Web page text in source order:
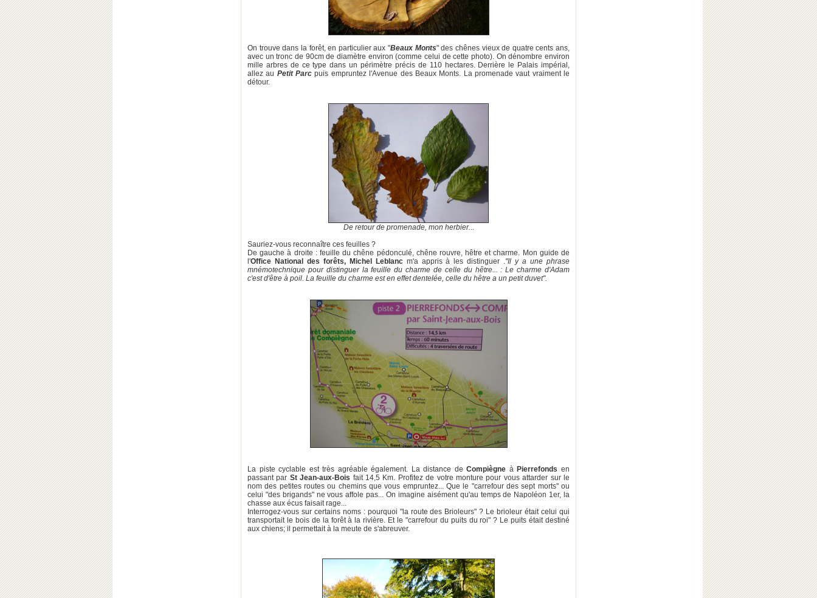
On trouve dans la forêt, en particulier aux "Beaux Monts" des chênes vieux de quatre cents ans,
avec un tronc de 90cm de diamètre environ (comme celui de cette photo). On dénombre environ
mille arbres de ce type dans un périmètre précis de 110 hectares. Derrière le Palais impérial,
allez au Petit Parc puis empruntez l'Avenue des Beaux Monts. La promenade vaut vraiment le
détour.
De retour de promenade, mon herbier...
Sauriez-vous reconnaître ces feuilles ?
De gauche à droite : feuille du chêne pédonculé, chêne rouvre, hêtre et charme. Mon guide de
l'Office National des forêts, Michel Leblancm'a appris à les distinguer ."Il y a une phrase
mnémotechnique pour distinguer la feuille du charme de celle du hêtre... : Le charme d'Adam
c'est d'être à poil. La feuille du charme est en effet dentelée, celle du hêtre a un petit duvet".
La piste cyclable est très agréable également. La distance deCompiègne à Pierrefonds en
passant par St Jean-aux-Bois fait 14,5 Km. Profitez de votre monture pour vous attarder sur le
nom des petites routes ou chemins que vous empruntez... Que le "carrefour des sept morts" ou
celui "des brigands" ne vous affole pas... On imagine aisément qu'au temps de Napoléon 1er, la
chasse aux écus faisait rage...
Interrogez-vous sur certains noms : pourquoi "la route des Brioleurs" ? Le brioleur était celui qui
transportait le bois de la forêt à la rivière. Et le "carrefour du puits du roi" ? Le puits était destiné
aux chiens; il permettait à la meute de s'abreuver.